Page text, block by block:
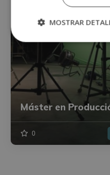
Máster en
0
MOSTRAR